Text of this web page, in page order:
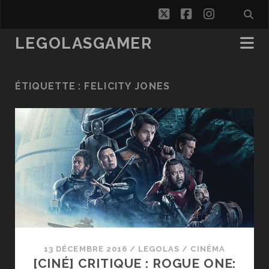
twitterfacebook
LEGOLASGAMER
ÉTIQUETTE : FELICITY JONES
13 DÉCEMBRE 2016 / LEGOLAS / CINÉMA
[CINÉ] CRITIQUE : ROGUE ONE: